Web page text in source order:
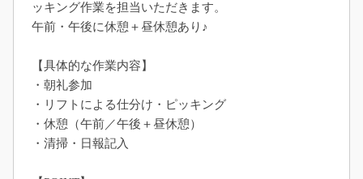
ッキング作業を担当いただきます。
午前・午後に休憩＋昼休憩あり♪
【具体的な作業内容】
・朝礼参加
・リフトによる仕分け・ピッキング
・休憩（午前／午後＋昼休憩）
・清掃・日報記入